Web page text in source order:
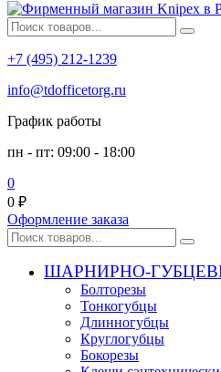
+7 (495) 212-1239
info@tdofficetorg.ru
График работы
пн - пт: 09:00 - 18:00
0
0 ₽
Оформление заказа
ШАРНИРНО-
Болторезы
Тонкогубцы
Длинногубцы
Круглогубцы
Бокорезы